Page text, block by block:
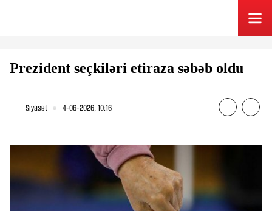
Prezident seçkiləri etiraza səbəb oldu
Siyasət 4-06-2026, 10:16